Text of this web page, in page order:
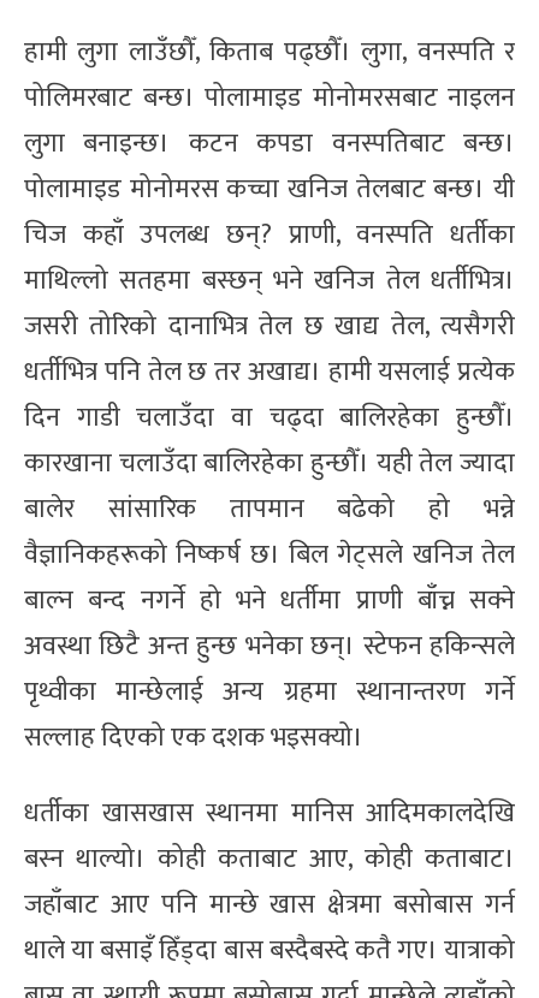
हामी लुगा लाउँछौँ, किताब पढ्छौँ। लुगा, वनस्पति र
पोलिमरबाट बन्छ। पोलामाइड मोनोमरसबाट नाइलन
लुगा बनाइन्छ। कटन कपडा वनस्पतिबाट बन्छ।
पोलामाइड मोनोमरस कच्चा खनिज तेलबाट बन्छ। यी
चिज कहाँ उपलब्ध छन्? प्राणी, वनस्पति धर्तीका
माथिल्लो सतहमा बस्छन् भने खनिज तेल धर्तीभित्र।
जसरी तोरिको दानाभित्र तेल छ खाद्य तेल, त्यसैगरी
धर्तीभित्र पनि तेल छ तर अखाद्य। हामी यसलाई प्रत्येक
दिन गाडी चलाउँदा वा चढ्दा बालिरहेका हुन्छौँ।
कारखाना चलाउँदा बालिरहेका हुन्छौँ। यही तेल ज्यादा
बालेर सांसारिक तापमान बढेको हो भन्ने
वैज्ञानिकहरूको निष्कर्ष छ। बिल गेट्सले खनिज तेल
बाल्न बन्द नगर्ने हो भने धर्तीमा प्राणी बाँच्न सक्ने
अवस्था छिटै अन्त हुन्छ भनेका छन्। स्टेफन हकिन्सले
पृथ्वीका मान्छेलाई अन्य ग्रहमा स्थानान्तरण गर्ने
सल्लाह दिएको एक दशक भइसक्यो।
धर्तीका खासखास स्थानमा मानिस आदिमकालदेखि
बस्न थाल्यो। कोही कताबाट आए, कोही कताबाट।
जहाँबाट आए पनि मान्छे खास क्षेत्रमा बसोबास गर्न
थाले या बसाइँ हिँड्दा बास बस्दैबस्दे कतै गए। यात्राको